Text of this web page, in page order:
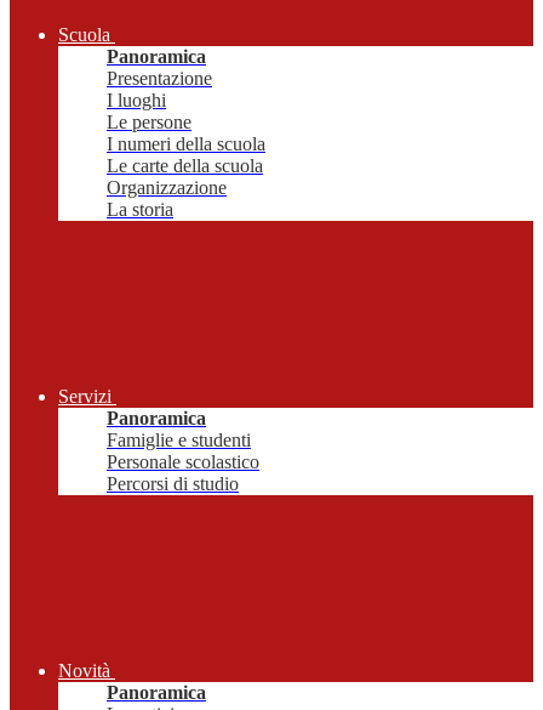
Scuola
Panoramica
Presentazione
I luoghi
Le persone
I numeri della scuola
Le carte della scuola
Organizzazione
La storia
Servizi
Panoramica
Famiglie e studenti
Personale scolastico
Percorsi di studio
Novità
Panoramica